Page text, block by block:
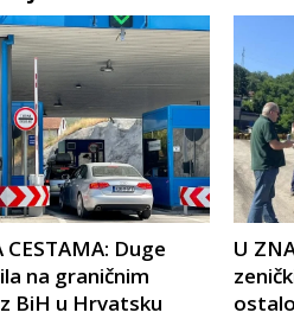
CESTAMA: Duge
na graničnim
BiH u Hrvatsku
U